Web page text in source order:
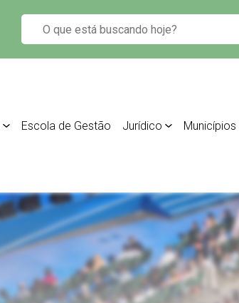
Escola de Gestão Jurídico Municípios